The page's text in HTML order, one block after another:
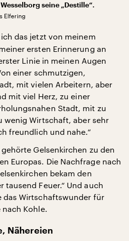
seine „Destille“.
Elfering
das jetzt von meinem
ersten Erinnerung an
Linie in meinen Augen
einer schmutzigen,
mit vielen Arbeitern, aber
mit viel Herz, zu einer
Stadt, mit zu
wenig Wirtschaft, aber sehr
freundlich und nahe.“
Gelsenkirchen zu den
Europas. Die Nachfrage nach
bekam den
tausend Feuer.“ Und auch
das Wirtschaftswunder für
Kohle.
Nähereien